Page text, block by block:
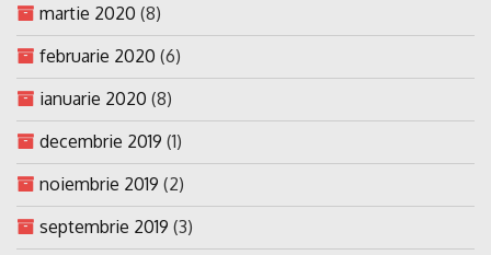
martie 2020 (8)
februarie 2020 (6)
ianuarie 2020 (8)
decembrie 2019 (1)
noiembrie 2019 (2)
septembrie 2019 (3)